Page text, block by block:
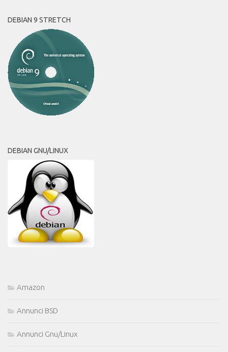
DEBIAN 9 STRETCH
DEBIAN GNU/LINUX
Amazon
Annunci BSD
Annunci Gnu/Linux